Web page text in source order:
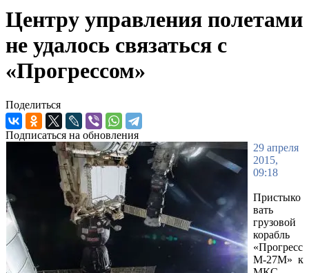
Центру управления полетами
не удалось связаться с
«Прогрессом»
Поделиться
Подписаться на обновления
29 апреля
2015,
09:18
Пристыко
вать
грузовой
корабль
«Прогресс
М-27М» к